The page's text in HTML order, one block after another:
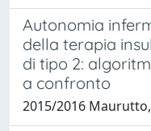
Autonomia
della terapia
di tipo 2:
a confronto
2015/2016